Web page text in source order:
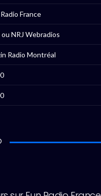
France
NRJ Webradios
Radio Montréal